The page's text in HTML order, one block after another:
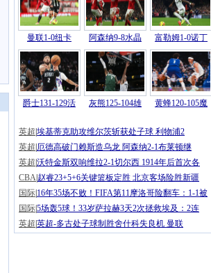
曼联1-0纽卡 阿森纳9-8水晶 富勒姆1-0诺丁
爵士131-129活 灰熊125-104雄
黄蜂120-105魔
英超 埃基蒂克助攻维尔茨斩获处子球 利物浦2
英超 厄德高破门赖斯造乌龙 阿森纳2-1布莱顿继
英超 沃特金斯双响维拉2-1切尔西 1914年后首次各
CBA 赵睿23+5+6关键篮板定胜 北京客场险胜新疆
国际 16年35场不败！FIFA第11摩洛哥险翻车：1-1被
国际5场轰5球！33岁萨拉赫3天2次拯救埃及：2连
英超 英超-多古处子球制胜舍什科失良机 曼联